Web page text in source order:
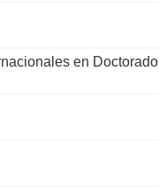
en Doctorado